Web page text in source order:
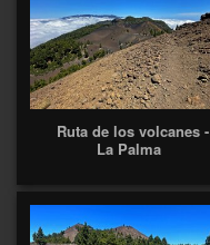
Ruta de los volcanes -
La Palma